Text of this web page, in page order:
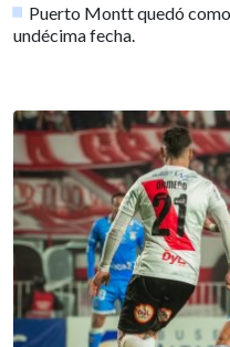
Puerto Montt quedó
undécima fecha.